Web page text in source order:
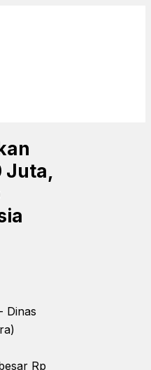
Juta,
Dinas
Rp